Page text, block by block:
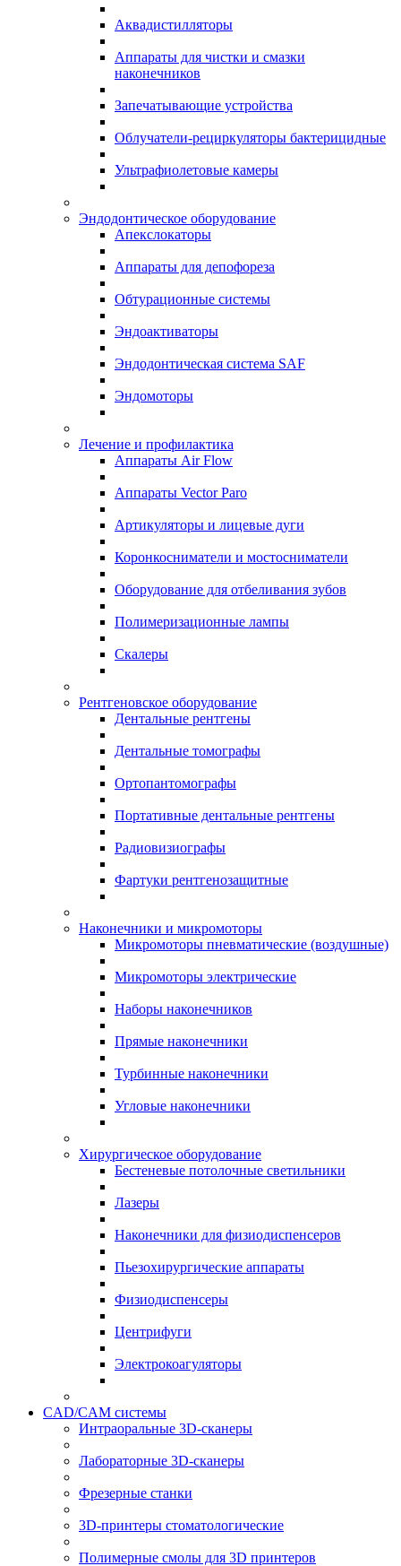
Аквадистилляторы
Аппараты для чистки и смазки
наконечников
Запечатывающие устройства
Облучатели-рециркуляторы бактерицидные
Ультрафиолетовые камеры
Эндодонтическое оборудование
Апекслокаторы
Аппараты для депофореза
Обтурационные системы
Эндоактиваторы
Эндодонтическая система SAF
Эндомоторы
Лечение и профилактика
Аппараты Air Flow
Аппараты Vector Paro
Артикуляторы и лицевые дуги
Коронкосниматели и мостосниматели
Оборудование для отбеливания зубов
Полимеризационные лампы
Скалеры
Рентгеновское оборудование
Дентальные рентгены
Дентальные томографы
Ортопантомографы
Портативные дентальные рентгены
Радиовизиографы
Фартуки рентгенозащитные
Наконечники и микромоторы
Микромоторы пневматические (воздушные)
Микромоторы электрические
Наборы наконечников
Прямые наконечники
Турбинные наконечники
Угловые наконечники
Хирургическое оборудование
Бестеневые потолочные светильники
Лазеры
Наконечники для физиодиспенсеров
Пьезохирургические аппараты
Физиодиспенсеры
Центрифуги
Электрокоагуляторы
CAD/CAM системы
Интраоральные 3D-сканеры
Лабораторные 3D-сканеры
Фрезерные станки
3D-принтеры стоматологические
Полимерные смолы для 3D принтеров